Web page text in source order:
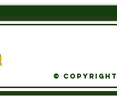
© Copyright